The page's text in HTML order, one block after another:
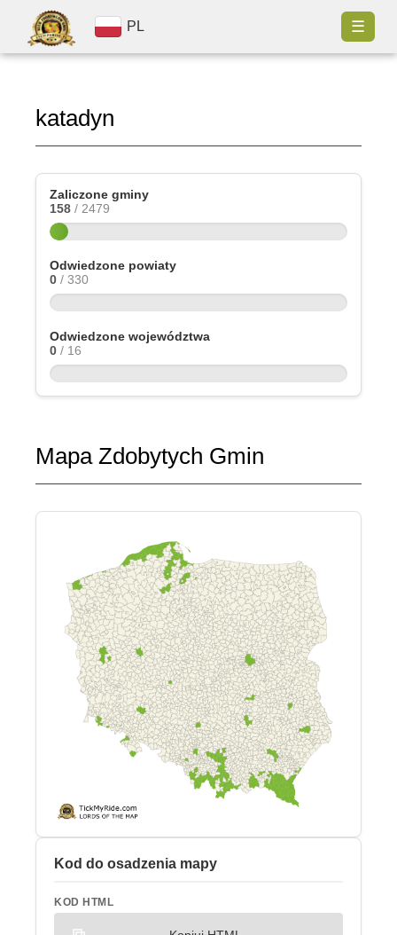
PL ☰
katadyn
Zaliczone gminy
158 / 2479
Odwiedzone powiaty
0 / 330
Odwiedzone województwa
0 / 16
Mapa Zdobytych Gmin
Kod do osadzenia mapy
KOD HTML